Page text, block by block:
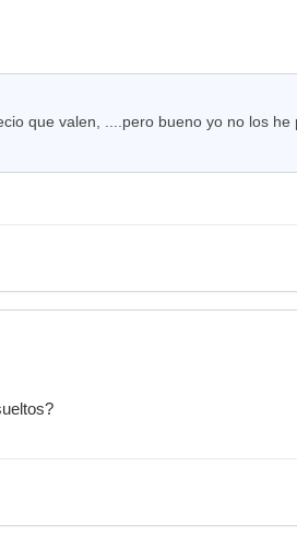
que valen, ....pero bueno yo no los he